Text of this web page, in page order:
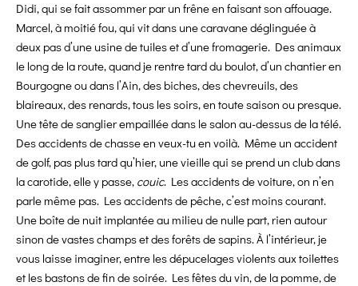
Didi, qui se fait assommer par un frêne en faisant son affouage.
Marcel, à moitié fou, qui vit dans une caravane déglinguée à
deux pas d’une usine de tuiles et d’une fromagerie. Des animaux
le long de la route, quand je rentre tard du boulot, d’un chantier en
Bourgogne ou dans l’Ain, des biches, des chevreuils, des
blaireaux, des renards, tous les soirs, en toute saison ou presque.
Une tête de sanglier empaillée dans le salon au-dessus de la télé.
Des accidents de chasse en veux-tu en voilà. Même un accident
de golf, pas plus tard qu’hier, une vieille qui se prend un club dans
la carotide, elle y passe, couic. Les accidents de voiture, on n’en
parle même pas. Les accidents de pêche, c’est moins courant.
Une boîte de nuit implantée au milieu de nulle part, rien autour
sinon de vastes champs et des forêts de sapins. À l’intérieur, je
vous laisse imaginer, entre les dépucelages violents aux toilettes
et les bastons de fin de soirée. Les fêtes du vin, de la pomme, de